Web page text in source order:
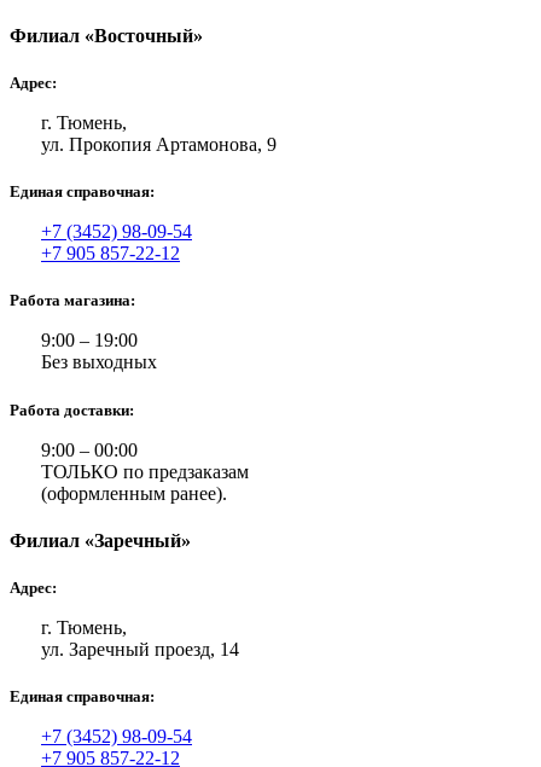
Филиал «Восточный»
Адрес:
г. Тюмень,
ул. Прокопия Артамонова, 9
Единая справочная:
+7 (3452) 98-09-54
+7 905 857-22-12
Работа магазина:
9:00 – 19:00
Без выходных
Работа доставки:
9:00 – 00:00
ТОЛЬКО по предзаказам
(оформленным ранее).
Филиал «Заречный»
Адрес:
г. Тюмень,
ул. Заречный проезд, 14
Единая справочная:
+7 (3452) 98-09-54
+7 905 857-22-12